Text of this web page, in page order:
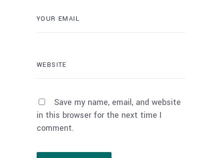
Save my name, email, and website
in this browser for the next time I
comment.